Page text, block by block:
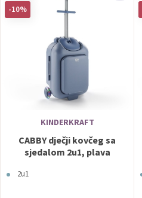
-10%
KINDERKRAFT
CABBY dječji kovčeg sa
sjedalom 2u1, plava
2u1